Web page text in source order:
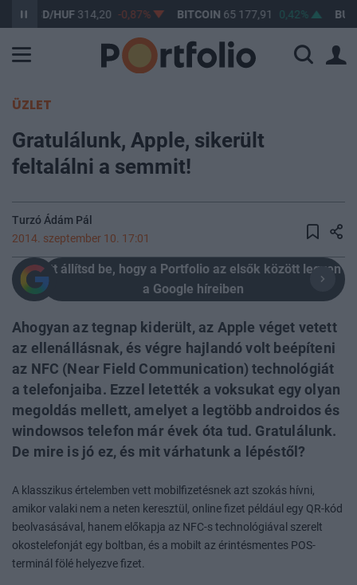
USD/HUF314,20 -0,87% BITCOIN65 177,91 0,42% BUX 148
ÜZLET
Gratulálunk, Apple, sikerült
feltalálni a semmit!
Turzó Ádám Pál
2014. szeptember 10. 17:01
Itt állítsd be, hogy a Portfolio az elsők között legyen
a Google híreiben
Ahogyan az tegnap kiderült, az Apple véget vetett
az ellenállásnak, és végre hajlandó volt beépíteni
az NFC (Near Field Communication) technológiát
a telefonjaiba. Ezzel letették a voksukat egy olyan
megoldás mellett, amelyet a legtöbb androidos és
windowsos telefon már évek óta tud. Gratulálunk.
De mire is jó ez, és mit várhatunk a lépéstől?
A klasszikus értelemben vett mobilfizetésnek azt szokás hívni,
amikor valaki nem a neten keresztül, online fizet például egy QR-kód
beolvasásával, hanem előkapja az NFC-s technológiával szerelt
okostelefonját egy boltban, és a mobilt az érintésmentes POS-
terminál fölé helyezve fizet.